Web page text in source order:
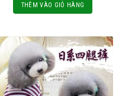
THÊM VÀO GIỎ HÀNG